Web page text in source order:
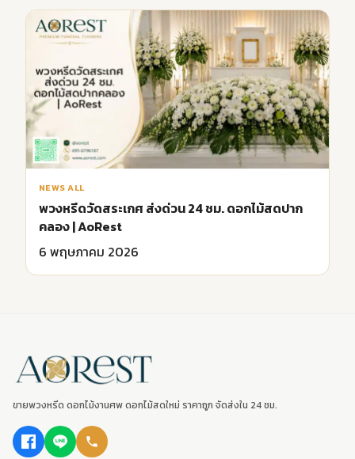
NEWS ALL
พวงหรีดวัดสระเกศ ส่งด่วน 24 ชม. ดอกไม้สดปาก
คลอง | AoRest
6 พฤษภาคม 2026
ขายพวงหรีด ดอกไม้งานศพ ดอกไม้สดใหม่ ราคาถูก จัดส่งใน 24 ชม.